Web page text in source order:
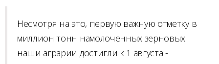
Несмотря на это, первую важную отметку в
миллион тонн намолоченных зерновых
наши аграрии достигли к 1 августа -